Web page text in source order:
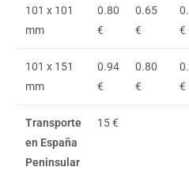
101 x 101
mm
0.80
€
0.65
€
€
101 x 151
mm
0.94
€
0.80
€
€
Transporte
en España
Peninsular
15 €